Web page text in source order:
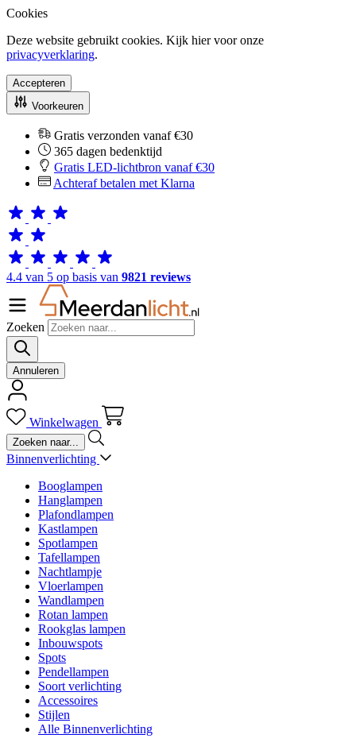
Cookies
Deze website gebruikt cookies. Kijk hier voor onze
privacyverklaring.
Accepteren
Voorkeuren
Gratis verzonden vanaf €30
365 dagen bedenktijd
Gratis LED-lichtbron vanaf €30
Achteraf betalen met Klarna
4.4 van 5 op basis van 9821 reviews
Zoeken
Annuleren
Winkelwagen
Binnenverlichting
Booglampen
Hanglampen
Plafondlampen
Kastlampen
Spotlampen
Tafellampen
Nachtlampje
Vloerlampen
Wandlampen
Rotan lampen
Rookglas lampen
Inbouwspots
Spots
Pendellampen
Soort verlichting
Accessoires
Stijlen
Alle Binnenverlichting